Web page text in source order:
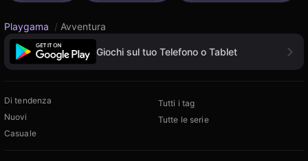
Playgama / Avventura
Giochi sul tuo Telefono o Tablet
Di tendenza
Nuovi
Casuale
Tutti i tag
Tutte le serie